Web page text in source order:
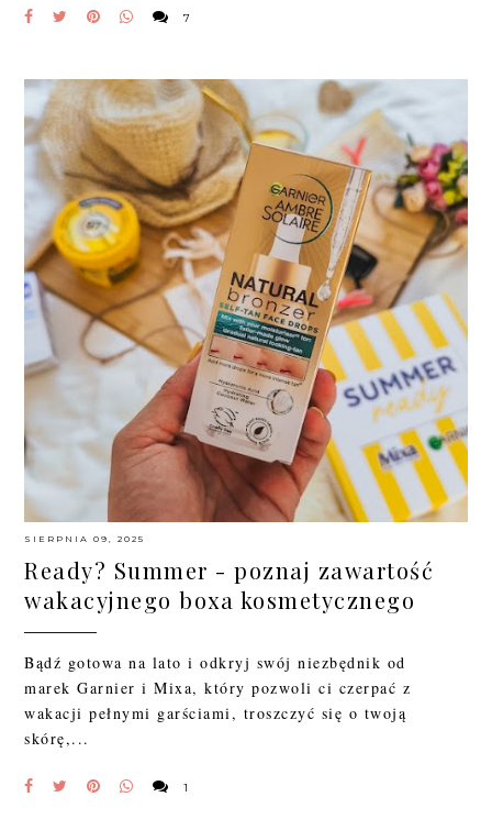
7
SIERPNIA 09, 2025
Ready? Summer - poznaj zawartość
wakacyjnego boxa kosmetycznego
Bądź gotowa na lato i odkryj swój niezbędnik od
marek Garnier i Mixa, który pozwoli ci czerpać z
wakacji pełnymi garściami, troszczyć się o twoją
skórę,...
1